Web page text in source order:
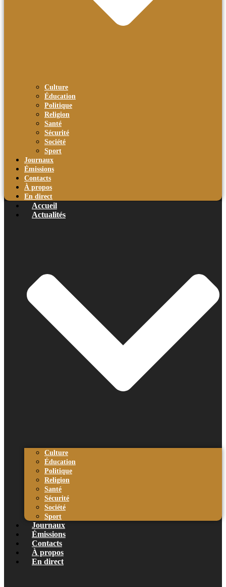
Culture
Éducation
Politique
Religion
Santé
Sécurité
Société
Sport
Journaux
Émissions
Contacts
À propos
En direct
Accueil
Actualités
Culture
Éducation
Politique
Religion
Santé
Sécurité
Société
Sport
Journaux
Émissions
Contacts
À propos
En direct